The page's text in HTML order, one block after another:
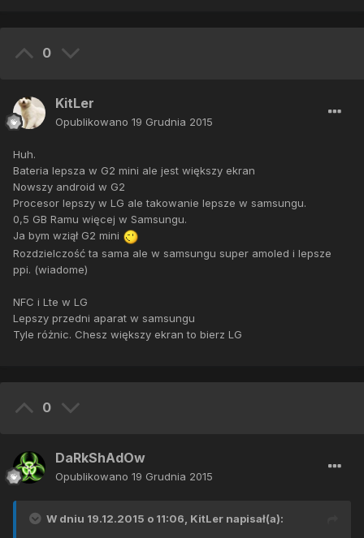
0
KitLer
Opublikowano 19 Grudnia 2015
Huh.
Bateria lepsza w G2 mini ale jest większy ekran
Nowszy android w G2
Procesor lepszy w LG ale takowanie lepsze w samsungu.
0,5 GB Ramu więcej w Samsungu.
Ja bym wziął G2 mini
Rozdzielczość ta sama ale w samsungu super amoled i lepsze
ppi. (wiadome)
NFC i Lte w LG
Lepszy przedni aparat w samsungu
Tyle różnic. Chesz większy ekran to bierz LG
0
DaRkShAdOw
Opublikowano 19 Grudnia 2015
W dniu 19.12.2015 o 11:06, KitLer napisał(a):